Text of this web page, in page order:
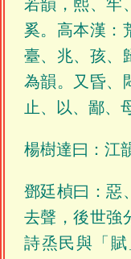
若韻，熙、牢
奚。高本漢：
臺、兆、孩、
為韻。又昏、
止、以、鄙、
楊樹達曰：江
鄧廷楨曰：惡
去聲，後世強
詩烝民與「賦